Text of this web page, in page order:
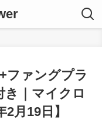
ファングプラ
｜マイクロ
月19日】